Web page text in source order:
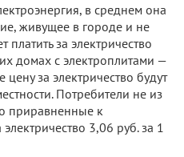
в среднем она
живущее в городе и не
платить за электричество
домах с электроплитами —
за электричество будут
Потребители не из
приравненные к
3,06 руб. за 1